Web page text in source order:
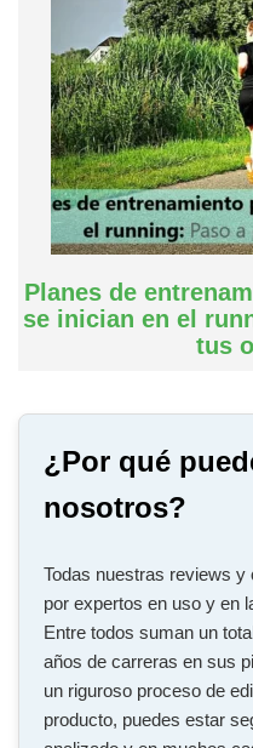
Planes de
se inician en el
tus
¿Por qué
nosotros?
Todas nuestras reviews
por expertos en uso y en
Entre todos suman un
años de carreras en sus
un riguroso proceso de
producto, puedes estar